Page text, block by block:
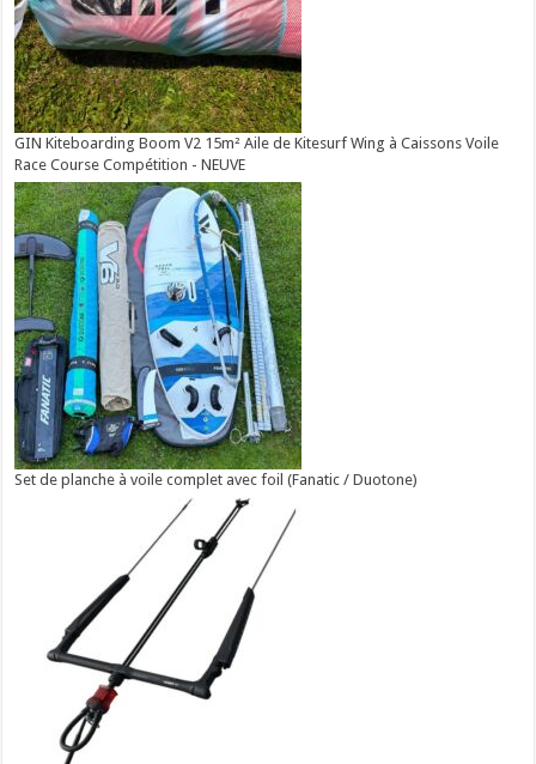
GIN Kiteboarding Boom V2 15m² Aile de Kitesurf Wing à Caissons Voile
Race Course Compétition - NEUVE
Set de planche à voile complet avec foil (Fanatic / Duotone)